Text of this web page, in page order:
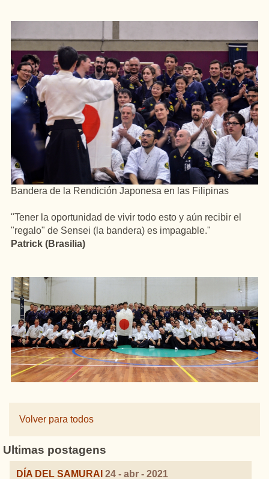
Bandera de la Rendición Japonesa en las Filipinas
"Tener la oportunidad de vivir todo esto y aún recibir el
"regalo" de Sensei (la bandera) es impagable."
Patrick (Brasilia)
Volver para todos
Ultimas postagens
DÍA DEL SAMURAI 24 - abr - 2021